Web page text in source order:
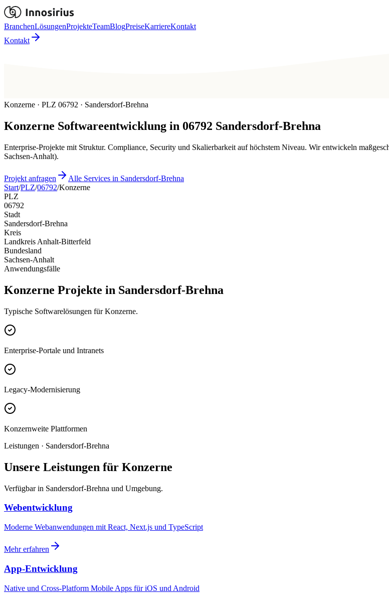
BranchenLösungenProjekteTeamBlogPreiseKarriereKontakt
Kontakt
Konzerne · PLZ 06792 · Sandersdorf-Brehna
Konzerne Softwareentwicklung in 06792 Sandersdorf-Brehna
Enterprise-Projekte mit Struktur. Compliance, Security und Skalierbarkeit auf höchstem Niveau. Wir entwickeln
Sachsen-Anhalt).
Projekt anfragen
Alle Services in Sandersdorf-Brehna
Start/PLZ/06792/Konzerne
PLZ
06792
Stadt
Sandersdorf-Brehna
Kreis
Landkreis Anhalt-Bitterfeld
Bundesland
Sachsen-Anhalt
Anwendungsfälle
Konzerne Projekte in Sandersdorf-Brehna
Typische Softwarelösungen für Konzerne.
Enterprise-Portale und Intranets
Legacy-Modernisierung
Konzernweite Plattformen
Leistungen · Sandersdorf-Brehna
Unsere Leistungen für Konzerne
Verfügbar in Sandersdorf-Brehna und Umgebung.
Webentwicklung
Moderne Webanwendungen mit React, Next.js und TypeScript
Mehr erfahren
App-Entwicklung
Native und Cross-Platform Mobile Apps für iOS und Android